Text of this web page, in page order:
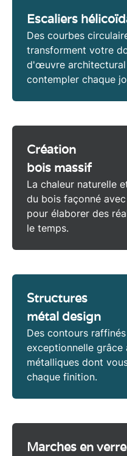
Escaliers
Des courbes
transforment votre
d'œuvre architectural
contempler chaque
Création
bois massif
La chaleur naturelle
du bois façonné
pour élaborer des
le temps.
Structures
métal design
Des contours
exceptionnelle grâce
métalliques dont
chaque finition.
Marches en